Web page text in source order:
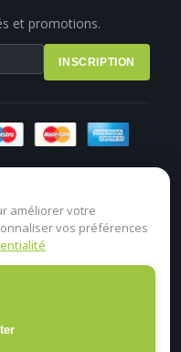
et promotions.
INSCRIPTION
améliorer votre
vos préférences